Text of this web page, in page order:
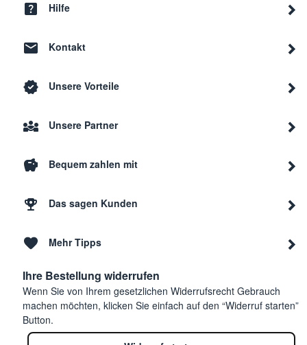
Hilfe
Kontakt
Unsere Vorteile
Unsere Partner
Bequem zahlen mit
Das sagen Kunden
Mehr Tipps
Ihre Bestellung widerrufen
Wenn Sie von Ihrem gesetzlichen Widerrufsrecht Gebrauch
machen möchten, klicken Sie einfach auf den “Widerruf starten”
Button.